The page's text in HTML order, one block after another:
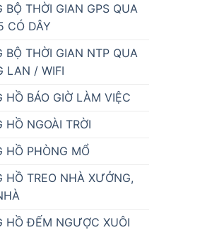
BỘ THỜI GIAN GPS QUA
CÓ DÂY
BỘ THỜI GIAN NTP QUA
LAN / WIFI
HỒ BÁO GIỜ LÀM VIỆC
HỒ NGOÀI TRỜI
HỒ PHÒNG MỔ
HỒ TREO NHÀ XƯỞNG,
HỒ ĐẾM NGƯỢC XUÔI
DỤNG BỘ NGUỒN CHUYÊN
BỘ NGUỒN